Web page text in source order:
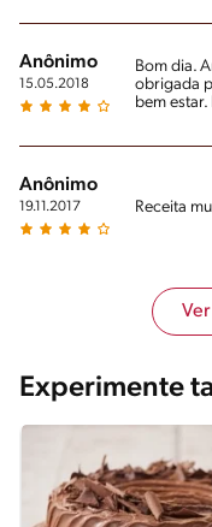
Anônimo
15.05.2018
Bom dia.
obrigada
bem estar.
Anônimo
19.11.2017 Receita
Experimente